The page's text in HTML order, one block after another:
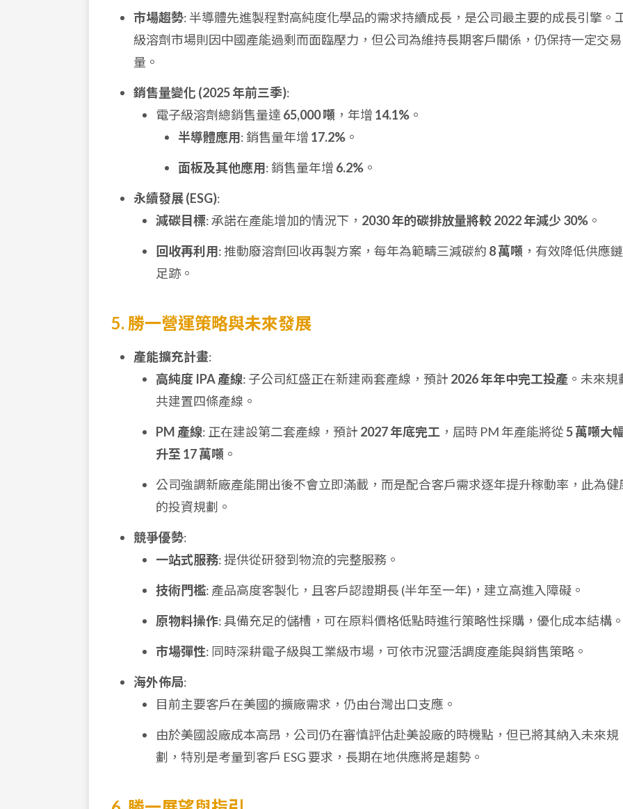
市場趨勢: 半導體先進製程對高純度化學品的需求持續成長，是公司最主要的成長引擎。
級溶劑市場則因中國產能過剩而面臨壓力，但公司為維持長期客戶關係，仍保持一定交易
量。
銷售量變化 (2025 年前三季):
電子級溶劑總銷售量達 65,000 噸 ，年增 14.1% 。
半導體應用: 銷售量年增 17.2% 。
面板及其他應用: 銷售量年增 6.2% 。
永續發展 (ESG):
減碳目標: 承諾在產能增加的情況下， 2030 年的碳排放量將較 2022 年減少 30% 。
回收再利用: 推動廢溶劑回收再製方案，每年為範疇三減碳約 8 萬噸 ，有效降低供應
足跡。
5. 勝一營運策略與未來發展
產能擴充計畫:
高純度 IPA 產線: 子公司紅盛正在新建兩套產線，預計 2026 年年中完工投產 。未來規
共建置四條產線。
PM 產線: 正在建設第二套產線，預計 2027 年底完工 ，屆時 PM 年產能將從5 萬噸大
升至 17 萬噸 。
公司強調新廠產能開出後不會立即滿載，而是配合客戶需求逐年提升稼動率，此為健
的投資規劃。
競爭優勢:
一站式服務: 提供從研發到物流的完整服務。
技術門檻: 產品高度客製化，且客戶認證期長 (半年至一年)，建立高進入障礙。
原物料操作: 具備充足的儲槽，可在原料價格低點時進行策略性採購，優化成本結構
市場彈性: 同時深耕電子級與工業級市場，可依市況靈活調度產能與銷售策略。
海外佈局:
目前主要客戶在美國的擴廠需求，仍由台灣出口支應。
由於美國設廠成本高昂，公司仍在審慎評估赴美設廠的時機點，但已將其納入未來規
劃，特別是考量到客戶 ESG 要求，長期在地供應將是趨勢。